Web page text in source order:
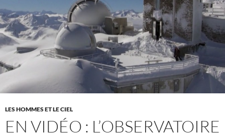
LES HOMMES ET LE CIEL
EN VIDÉO : L’OBSERVATOIRE